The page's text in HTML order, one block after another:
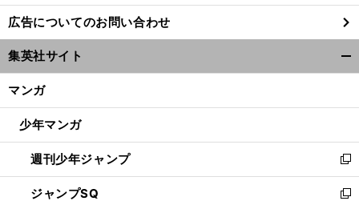
2025 、
！
、
し
い
ウ
ィ
ン
ウ
開
く
広告についてのお問い合わせ
集英社サイト
マンガ
少年マンガ
週刊少年ジャンプ
新
し
い
ジャンプSQ
新